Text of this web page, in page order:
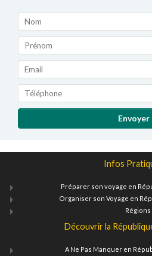
Infos
Préparer son voyage en
Organiser son Voyage en
Régions
Découvrir la
A Ne Pas Manquer en